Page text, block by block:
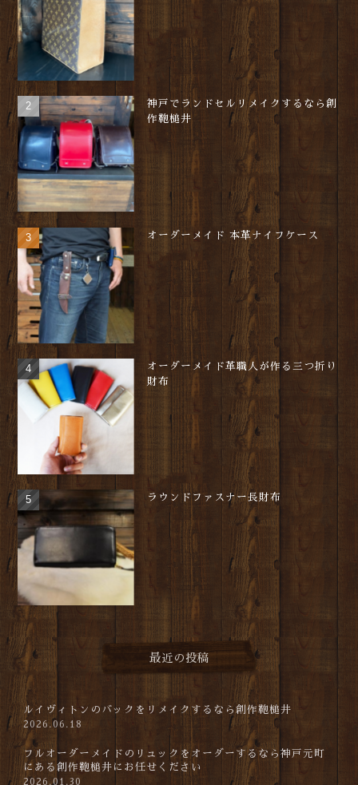
神戸でランドセルリメイクするなら創
作鞄槌井
オーダーメイド 本革ナイフケース
オーダーメイド革職人が作る三つ折り
財布
ラウンドファスナー長財布
最近の投稿
ルイヴィトンのバックをリメイクするなら創作鞄槌井
2026.06.18
フルオーダーメイドのリュックをオーダーするなら神戸元町
にある創作鞄槌井にお任せください
2026.01.30